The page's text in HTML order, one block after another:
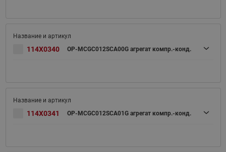
114X0340 OP-MCGC012SCA00G агрегат компр.-конд.
114X0341 OP-MCGC012SCA01G агрегат компр.-конд.